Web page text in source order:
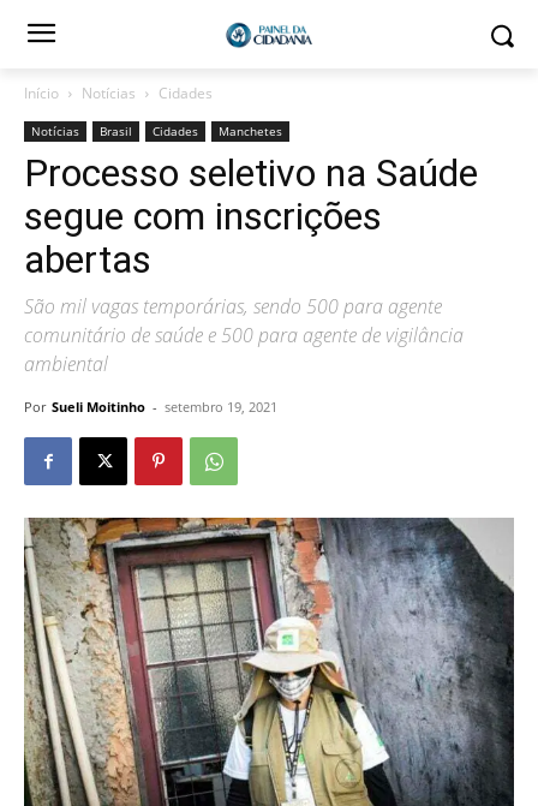
Início Notícias Cidades
Notícias Brasil Cidades Manchetes
Processo seletivo na Saúde
segue com inscrições
abertas
São mil vagas temporárias, sendo 500 para agente
comunitário de saúde e 500 para agente de vigilância
ambiental
Por Sueli Moitinho - setembro 19, 2021